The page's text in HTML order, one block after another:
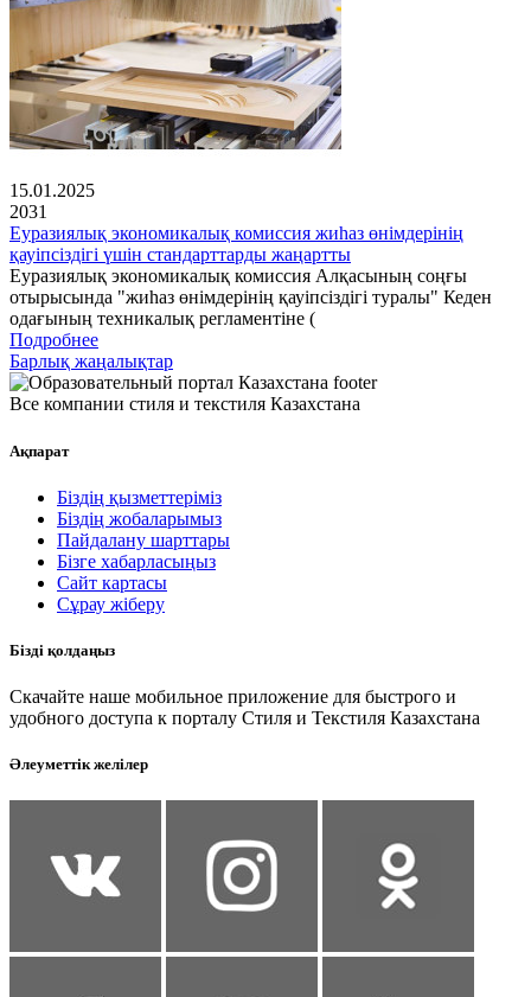
15.01.2025
2031
Еуразиялық экономикалық комиссия жиһаз өнімдерінің
қауіпсіздігі үшін стандарттарды жаңартты
Еуразиялық экономикалық комиссия Алқасының соңғы
отырысында "жиһаз өнімдерінің қауіпсіздігі туралы" Кеден
одағының техникалық регламентіне (
Подробнее
Барлық жаңалықтар
Все компании стиля и текстиля Казахстана
Ақпарат
Біздің қызметтеріміз
Біздің жобаларымыз
Пайдалану шарттары
Бізге хабарласыңыз
Сайт картасы
Сұрау жіберу
Бізді қолдаңыз
Скачайте наше мобильное приложение для быстрого и
удобного доступа к порталу Стиля и Текстиля Казахстана
Әлеуметтік желілер